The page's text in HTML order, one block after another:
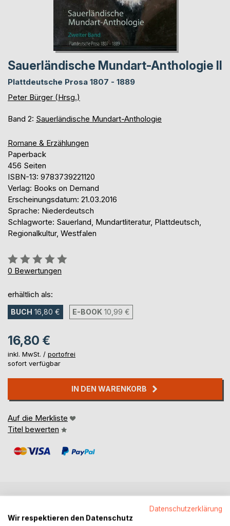
Sauerländische Mundart-Anthologie II
Plattdeutsche Prosa 1807 - 1889
Peter Bürger (Hrsg.)
Band 2: Sauerländische Mundart-Anthologie
Romane & Erzählungen
Paperback
456 Seiten
ISBN-13: 9783739221120
Verlag: Books on Demand
Erscheinungsdatum: 21.03.2016
Sprache: Niederdeutsch
Schlagworte: Sauerland, Mundartliteratur, Plattdeutsch,
Regionalkultur, Westfalen
Bewertung::
0%
0 Bewertungen
erhältlich als:
BUCH 16,80 € E-BOOK 10,99 €
16,80 €
inkl. MwSt. / portofrei
sofort verfügbar
IN DEN WARENKORB
Auf die Merkliste
Titel bewerten
Datenschutzerklärung
Wir respektieren den Datenschutz